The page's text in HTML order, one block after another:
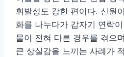
휘발성도 강한 편이다. 신원
화를 나누다가 갑자기 연락
물이 전혀 다른 경우를 겪으
큰 상실감을 느끼는 사례가